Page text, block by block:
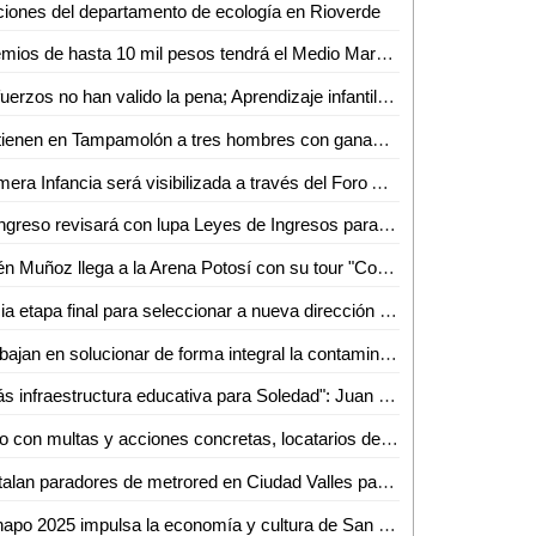
del departamento de ecología en Rioverde
Premios de hasta 10 mil pesos tendrá el Medio Maratón de la UASLP en Ciudad Valles
Esfuerzos no han valido la pena; Aprendizaje infantil se encuentra estancado en Ciudad Valles
Detienen en Tampamolón a tres hombres con ganado sin documentos
Primera Infancia será visibilizada a través del Foro AKIL "Infancias, Raíz de Futuro" en Ciudad Valles
Congreso revisará con lupa Leyes de Ingresos para evitar aumentos "descabellados": Dulcelina Sánchez
Edén Muñoz llega a la Arena Potosí con su tour "Como en los viejos tiempos"
Inicia etapa final para seleccionar a nueva dirección de la Orquesta Sinfónica
Trabajan en solucionar de forma integral la contaminación en el río Axtla: Dip. Frinné Azuara Yarzábal
"Más infraestructura educativa para Soledad": Juan Manuel Navarro al arrancar techado escolar
Solo con multas y acciones concretas, locatarios de Ciudad Valles respetan horarios de basura
Instalan paradores de metrored en Ciudad Valles para una movilidad sin límites
Fenapo 2025 impulsa la economía y cultura de San Luis Potosí